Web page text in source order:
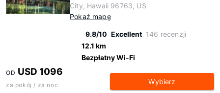
City, Hawaii 96763, US
Pokaż mapę
9.8/10 Excellent 146 recenzji
12.1 km
Bezpłatny Wi-Fi
OD USD 1096
za pokój / za noc Wybierz